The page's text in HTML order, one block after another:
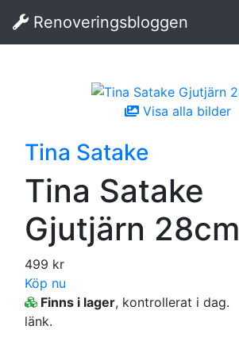
Renoveringsbloggen
Visa alla bilder
Tina Satake
Tina Satake
Gjutjärn 28cm
499 kr
Köp nu
Finns i lager, kontrollerat i dag.
länk.